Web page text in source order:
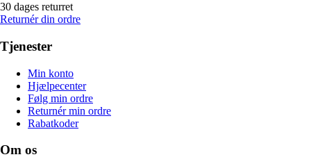
30 dages returret
Returnér din ordre
Tjenester
Min konto
Hjælpecenter
Følg min ordre
Returnér min ordre
Rabatkoder
Om os